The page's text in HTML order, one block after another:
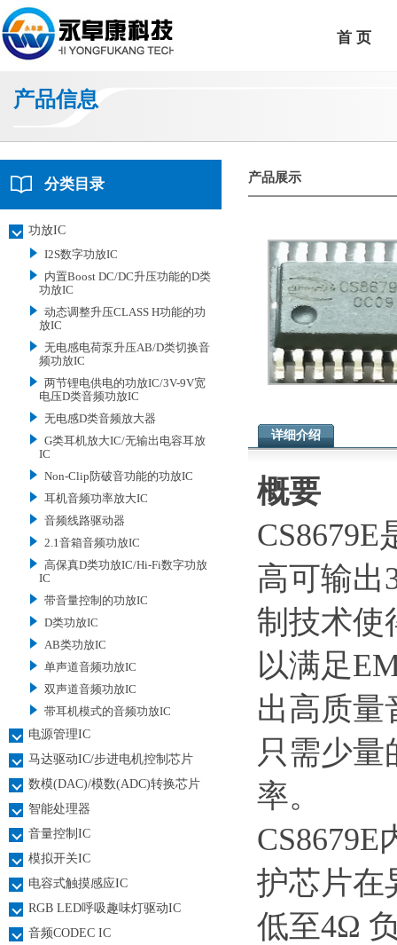
首 页
产品信息
分类目录
功放IC
I2S数字功放IC
内置Boost DC/DC升压功能的D类
功放IC
动态调整升压CLASS H功能的功
放IC
无电感电荷泵升压AB/D类切换音
频功放IC
两节锂电供电的功放IC/3V-9V宽
电压D类音频功放IC
无电感D类音频放大器
G类耳机放大IC/无输出电容耳放
IC
Non-Clip防破音功能的功放IC
耳机音频功率放大IC
音频线路驱动器
2.1音箱音频功放IC
高保真D类功放IC/Hi-Fi数字功放
IC
带音量控制的功放IC
D类功放IC
AB类功放IC
单声道音频功放IC
双声道音频功放IC
带耳机模式的音频功放IC
电源管理IC
马达驱动IC/步进电机控制芯片
数模(DAC)/模数(ADC)转换芯片
智能处理器
音量控制IC
模拟开关IC
电容式触摸感应IC
RGB LED呼吸趣味灯驱动IC
音频CODEC IC
产品展示
详细介绍
概要
高可输出
制技术使
以满足
出高质量
只需少量
率。
护芯片在
低至4Ω